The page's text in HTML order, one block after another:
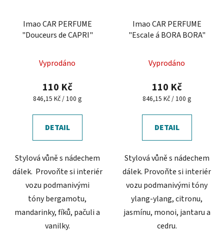
Imao CAR PERFUME
"Douceurs de CAPRI"
Vyprodáno
110 Kč
Měrná
846,15 Kč / 100 g
DETAIL
Stylová vůně s nádechem
dálek. Provoňte si interiér
vozu podmanivými
tóny bergamotu,
mandarinky, fíků, pačuli a
vanilky.
Imao CAR PERFUME
"Escale á BORA BORA"
hodnocení
produktu
je
z
Vyprodáno
110 Kč
Měrná
846,15 Kč / 100 g
DETAIL
Stylová vůně s nádechem
dálek. Provoňte si interiér
vozu podmanivými tóny
ylang-ylang, citronu,
jasmínu, monoi, jantaru a
cedru.